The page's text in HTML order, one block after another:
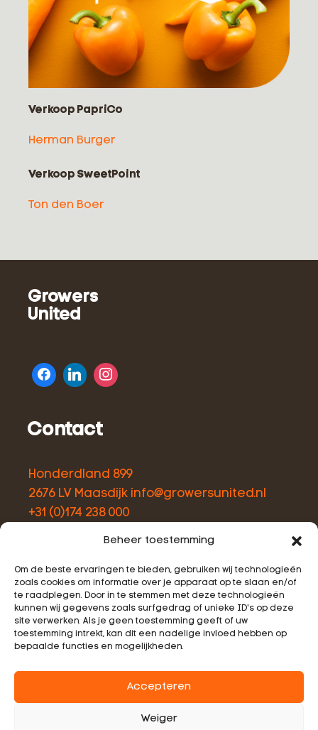
Beheer toestemming
Om de beste ervaringen te bieden, gebruiken wij technologieën
zoals cookies om informatie over je apparaat op te slaan en/of
te raadplegen. Door in te stemmen met deze technologieën
kunnen wij gegevens zoals surfgedrag of unieke ID's op deze
site verwerken. Als je geen toestemming geeft of uw
toestemming intrekt, kan dit een nadelige invloed hebben op
bepaalde functies en mogelijkheden.
Accepteren
Weiger
Verkoop PapriCo
Herman Burger
Verkoop SweetPoint
Ton den Boer
Growers
United
Contact
Honderdland 899
2676 LV Maasdijk info@growersunited.nl
+31 (0)174 238 000
Menu
assortment
sustainability
our growers
who are we